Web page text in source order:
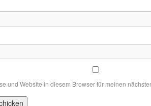
und Website in diesem Browser für meinen